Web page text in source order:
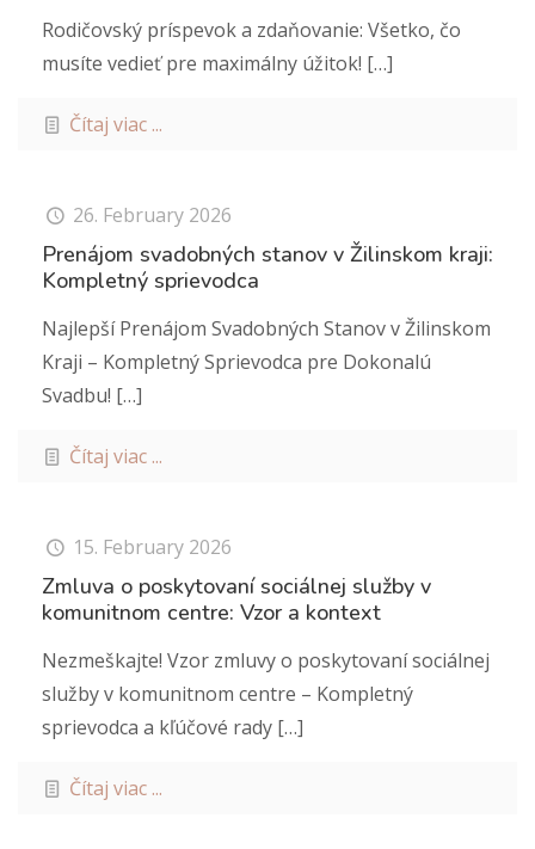
Rodičovský príspevok a zdaňovanie: Všetko, čo
musíte vedieť pre maximálny úžitok! […]
Čítaj viac ...
26. February 2026
Prenájom svadobných stanov v Žilinskom kraji:
Kompletný sprievodca
Najlepší Prenájom Svadobných Stanov v Žilinskom
Kraji – Kompletný Sprievodca pre Dokonalú
Svadbu! […]
Čítaj viac ...
15. February 2026
Zmluva o poskytovaní sociálnej služby v
komunitnom centre: Vzor a kontext
Nezmeškajte! Vzor zmluvy o poskytovaní sociálnej
služby v komunitnom centre – Kompletný
sprievodca a kľúčové rady […]
Čítaj viac ...